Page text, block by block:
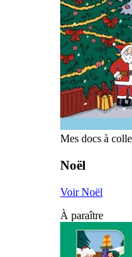
Mes docs à
Noël
Voir Noël
À paraître